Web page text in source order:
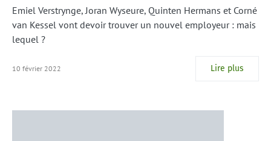
Emiel Verstrynge, Joran Wyseure, Quinten Hermans et Corné
van Kessel vont devoir trouver un nouvel employeur : mais
lequel ?
10 février 2022 Lire plus